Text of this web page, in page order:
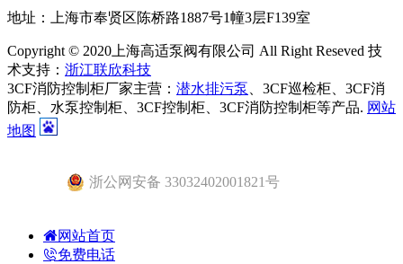
地址：上海市奉贤区陈桥路1887号1幢3层F139室
Copyright © 2020上海高适泵阀有限公司 All Right Reseved 技
术支持： 浙江联欣科技
3CF消防控制柜厂家主营： 潜水排污泵 、3CF巡检柜、3CF消
防柜、水泵控制柜、3CF控制柜、3CF消防控制柜等产品. 网站
地图
浙公网安备 33032402001821号
网站首页
免费电话